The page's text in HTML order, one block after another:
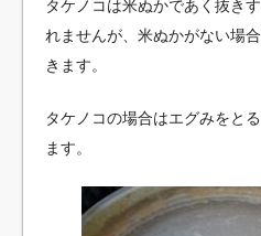
タケノコは米ぬかであく抜き
れませんが、米ぬかがない場
きます。
タケノコの場合はエグみをと
ます。